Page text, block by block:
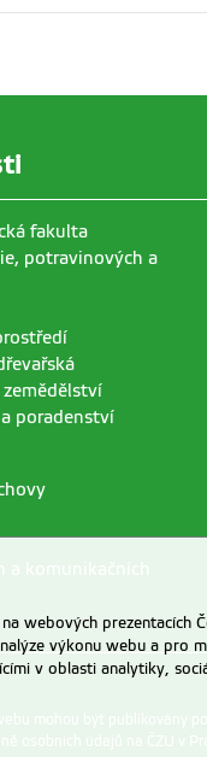
fakulta
potravinových a
poradenství
osobních údajů na ČZU v
webových prezentacích
výkonu webu a pro
v oblasti analytiky,